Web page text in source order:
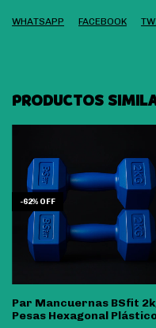
WHATSAPP FACEBOOK
PRODUCTOS
-62% OFF
Par Mancuernas BSfit
Pesas Hexagonal